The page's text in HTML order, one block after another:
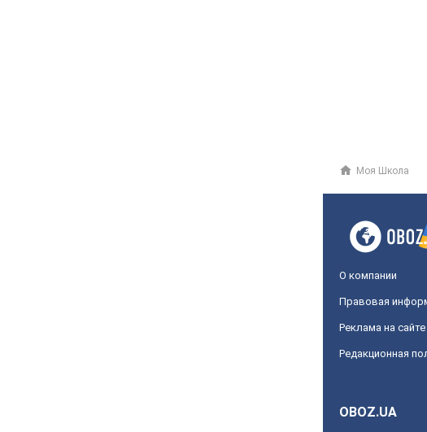
Моя Школа
О компании
Правовая
Реклама на сайте
Редакционная
OBOZ.UA